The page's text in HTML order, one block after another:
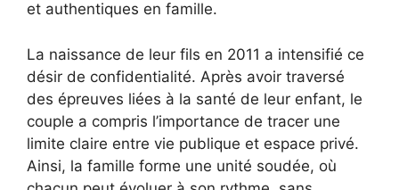
et authentiques en famille.
La naissance de leur fils en 2011 a intensifié ce
désir de confidentialité. Après avoir traversé
des épreuves liées à la santé de leur enfant, le
couple a compris l’importance de tracer une
limite claire entre vie publique et espace privé.
Ainsi, la famille forme une unité soudée, où